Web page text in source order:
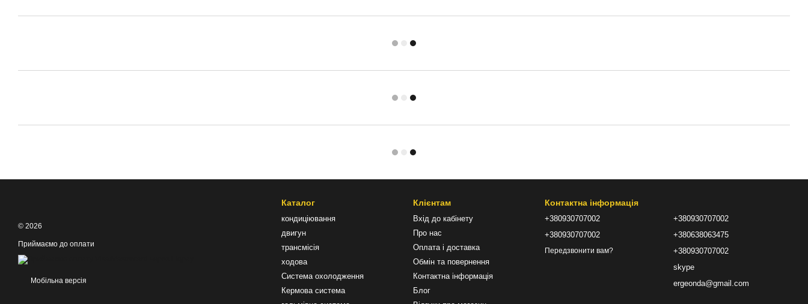
© 2026
Приймаємо до оплати
Мобільна версія
Каталог
кондиціювання
двигун
трансмісія
ходова
Система охолодження
Кермова система
Клієнтам
Вхід до кабінету
Про нас
Оплата і доставка
Обмін та повернення
Контактна інформація
Блог
Контактна інформація
+380930707002
+380930707002
Передзвонити вам?
+380930707002
+380638063475
+380930707002
skype
ergeonda@gmail.com